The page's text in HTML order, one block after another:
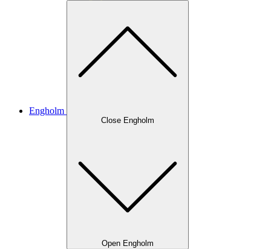
Engholm
Close Engholm
Open Engholm